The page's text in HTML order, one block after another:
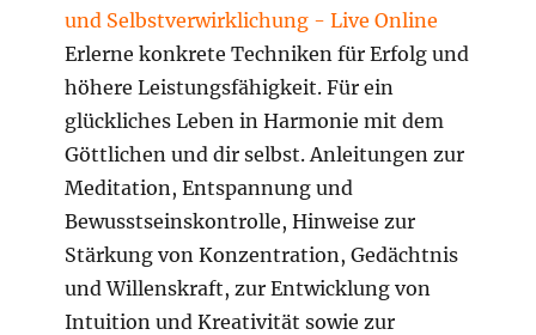
und Selbstverwirklichung - Live Online
Erlerne konkrete Techniken für Erfolg und
höhere Leistungsfähigkeit. Für ein
glückliches Leben in Harmonie mit dem
Göttlichen und dir selbst. Anleitungen zur
Meditation, Entspannung und
Bewusstseinskontrolle, Hinweise zur
Stärkung von Konzentration, Gedächtnis
und Willenskraft, zur Entwicklung von
Intuition und Kreativität sowie zur